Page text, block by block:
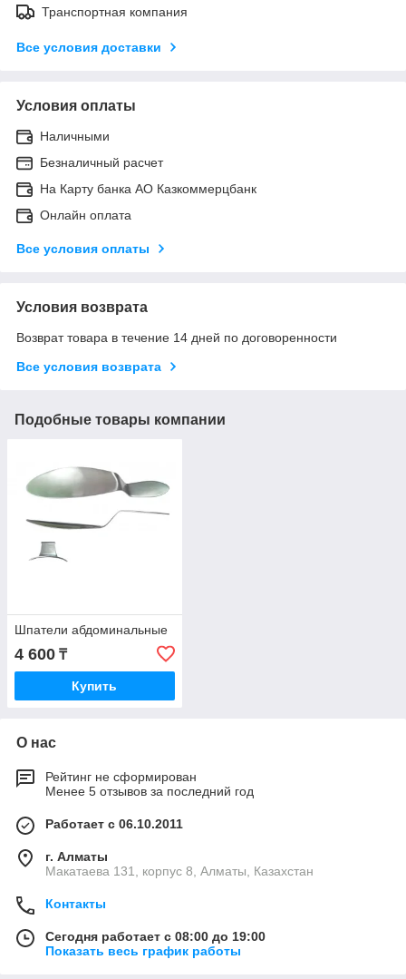
Транспортная компания
Все условия доставки
Условия оплаты
Наличными
Безналичный расчет
На Карту банка АО Казкоммерцбанк
Онлайн оплата
Все условия оплаты
Условия возврата
Возврат товара в течение 14 дней по договоренности
Все условия возврата
Подобные товары компании
Шпатели абдоминальные
4 600 ₸
Купить
О нас
Рейтинг не сформирован
Менее 5 отзывов за последний год
Работает с 06.10.2011
г. Алматы
Макатаева 131, корпус 8, Алматы, Казахстан
Контакты
Сегодня работает с 08:00 до 19:00
Показать весь график работы